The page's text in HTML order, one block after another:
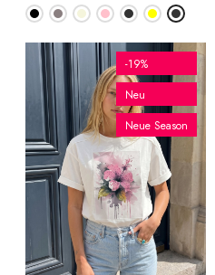
-19%
Neu
Neue Season